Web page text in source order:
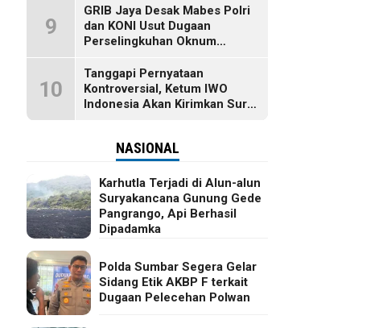
9
GRIB Jaya Desak Mabes Polri
dan KONI Usut Dugaan
Perselingkuhan Oknum
10
Tanggapi Pernyataan
Kontroversial, Ketum IWO
Indonesia Akan Kirimkan Surat
NASIONAL
Karhutla Terjadi di Alun-alun
Suryakancana Gunung Gede
Pangrango, Api Berhasil
Dipadamka
Polda Sumbar Segera Gelar
Sidang Etik AKBP F terkait
Dugaan Pelecehan Polwan